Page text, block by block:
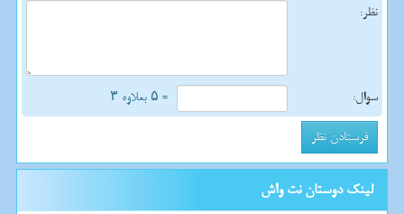
نظر:
سوال: = ۵ بعلاوه ۳
لینک دوستان نت واش